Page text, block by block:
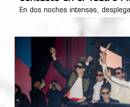
En dos noches intensas,